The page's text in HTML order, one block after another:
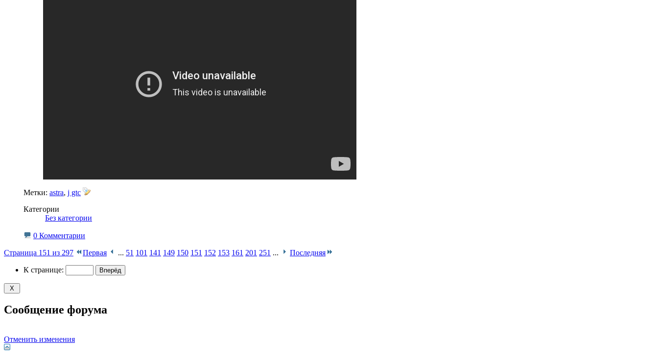
Метки: astra, j gtc
Категории
Без категории
0 Комментарии
Страница 151 из 297 Первая ... 51 101 141 149 150 151 152 153 161 201 251 ... Последняя
К странице:
Сообщение форума
Отменить изменения